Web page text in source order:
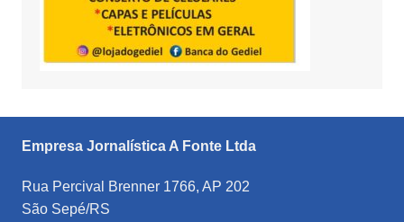
Empresa Jornalística A Fonte Ltda
Rua Percival Brenner 1766, AP 202
São Sepé/RS